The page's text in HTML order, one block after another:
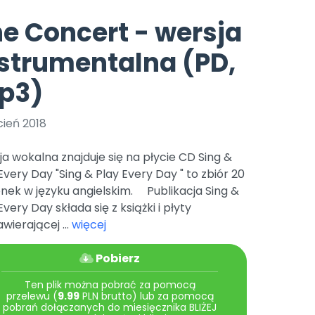
Archiwalne numery
Pomoc
Nowości
czerwca 2024 r. uzyskała
Online.
Bliżej Pieska
Pomoc zwierzętom
Książka (dla) Przedszkolaka
Promowanie czytelnictwa
TikTok
Zobacz nas na TikToku
YouTube
Filmy edukacyjne
Concert - wersja
(PD,
2018
wokalna znajduje się na płycie CD Sing &
Day "Sing & Play Every Day " to zbiór 20
w języku angielskim. Publikacja Sing &
Day składa się z książki i płyty
... więcej
Pobierz
Ten plik można pobrać za pomocą
przelewu (9.99PLN brutto) lub za pomocą
pobrań dołączanych do miesięcznika BLIŻEJ